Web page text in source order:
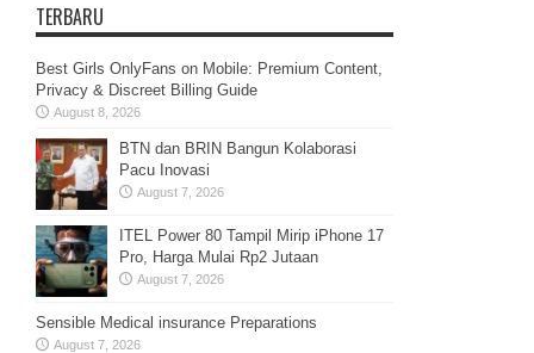
TERBARU
Best Girls OnlyFans on Mobile: Premium Content,
Privacy & Discreet Billing Guide
August 8, 2026
BTN dan BRIN Bangun Kolaborasi
Pacu Inovasi
August 7, 2026
ITEL Power 80 Tampil Mirip iPhone 17
Pro, Harga Mulai Rp2 Jutaan
August 7, 2026
Sensible Medical insurance Preparations
August 7, 2026